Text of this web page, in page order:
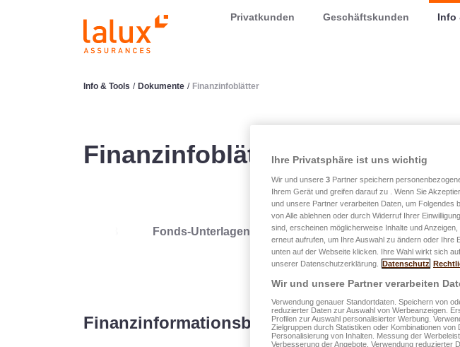
LALUX AssurancesPrivatkunden Geschäftskunden Info
Info & Tools / Dokumente / Finanzinfoblätter
Finanzinfoblätter
Fonds-Unterlagen Faltblätter KYC ESG
Finanzinformationsblätter
Ihre Privatsphäre ist uns wichtig
Wir und unsere 3 Partner speichern
Ihrem Gerät und greifen darauf zu . Wenn Sie
und unsere Partner verarbeiten Daten, um Folgendes
von Alle ablehnen oder durch Widerruf Ihrer
sind, erscheinen möglicherweise Inhalte und
erneut aufrufen, um Ihre Auswahl zu ändern oder Ihre
unten auf der Webseite klicken. Ihre Wahl wirkt sich
unserer Datenschutzerklärung.
Datenschutz
Wir und unsere Partner verarbeiten
Verwendung genauer Standortdaten. Speichern von
reduzierter Daten zur Auswahl von Werbeanzeigen.
Profilen zur Auswahl personalisierter Werbung.
Zielgruppen durch Statistiken oder Kombinationen
Personalisierung von Inhalten. Messung der
Verbesserung der Angebote. Verwendung reduzierter